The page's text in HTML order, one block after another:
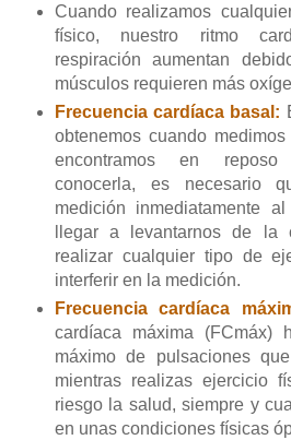
Cuando realizamos
físico, nuestro ritmo
respiración aumentan
músculos requieren más
Frecuencia cardíaca basal:
obtenemos cuando
encontramos en
conocerla, es necesario
medición inmediatamente
llegar a levantarnos de la
realizar cualquier tipo de
interferir en la medición.
Frecuencia cardíaca
cardíaca máxima (FCmáx)
máximo de pulsaciones
mientras realizas ejercicio
riesgo la salud, siempre y
en unas condiciones físicas